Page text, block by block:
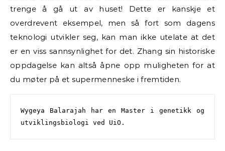
trenge å gå ut av huset! Dette er kanskje et
overdrevent eksempel, men så fort som dagens
teknologi utvikler seg, kan man ikke utelate at det
er en viss sannsynlighet for det. Zhang sin historiske
oppdagelse kan altså åpne opp muligheten for at
du møter på et supermenneske i fremtiden.
Wygeya Balarajah har en Master i genetikk og
utviklingsbiologi ved UiO.